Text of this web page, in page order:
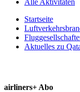
Startseite
Aktuelles zu
airliners+ Abo